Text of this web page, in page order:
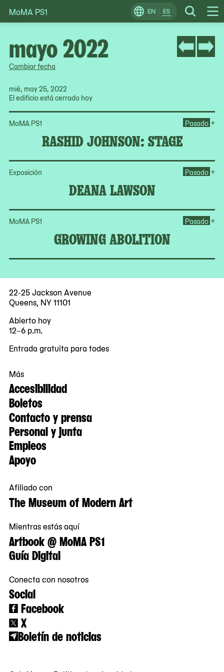
Skip
to
EN ES Search
Change
Locale
MoMA PS1
Cambiar fecha
mié, may 25, 2022
El edificio está cerrado hoy
MoMA PS1
RASHID JOHNSON: STAGE
Pasado +
Exposición
DEANA LAWSON
Pasado +
MoMA PS1
GROWING ABOLITION
Pasado +
mayo 2022
22-25 Jackson Avenue
Queens, NY 11101
Abierto hoy
12–6 p.m.
Entrada gratuita para todes
Más
Accesibilidad
Boletos
Contacto y prensa
Personal y junta
Empleos
Apoyo
Afiliado con
The Museum of Modern Art
Mientras estás aquí
Artbook @ MoMA PS1
Guía Digital
Conecta con nosotros
Social
Facebook
X
Boletín de noticias